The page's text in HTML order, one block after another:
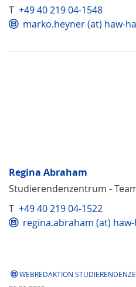
T +49 40 219 04-1548
marko.heyner (at) haw-
Regina Abraham
Studierendenzentrum -
T +49 40 219 04-1522
regina.abraham (at)
WEBREDAKTION